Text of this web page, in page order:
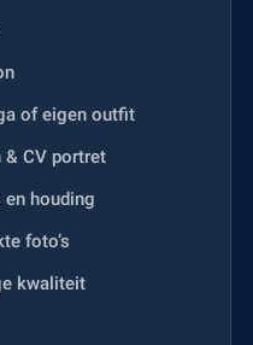
of eigen outfit
CV portret
houding
foto’s
kwaliteit